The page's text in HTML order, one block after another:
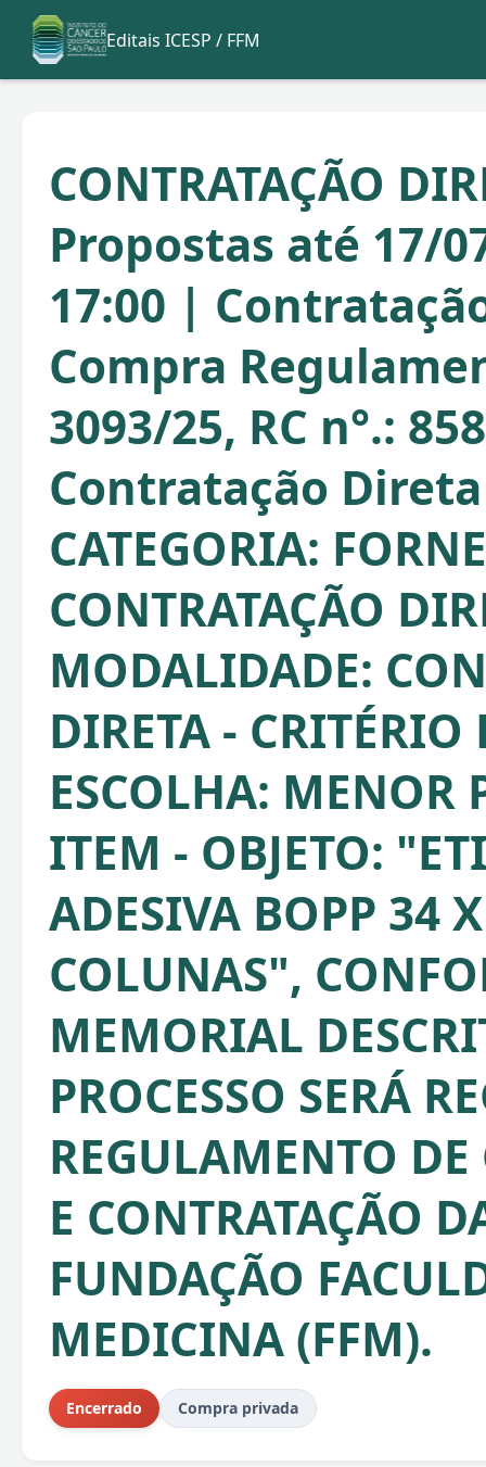
Editais ICESP / FFM
CONTRATAÇÃO
Propostas até 17/
17:00 |
Compra
3093/25, RC n°.:
Contratação Direta
CATEGORIA:
CONTRATAÇÃO
MODALIDADE:
DIRETA - CRITÉRIO
ESCOLHA: MENOR
ITEM - OBJETO:
ADESIVA BOPP 34
COLUNAS",
MEMORIAL
PROCESSO SERÁ
REGULAMENTO DE
E CONTRATAÇÃO
FUNDAÇÃO
MEDICINA (FFM).
Encerrado Compra privada